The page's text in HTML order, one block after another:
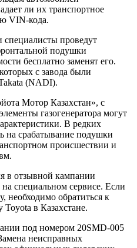
ли их транспортное
VIN-кода.
проведут
подушки
бесплатно заменят его.
с завода были
(NADI).
Мотор Казахстан», с
газогенератора могут
В редких
на срабатывание подушки
происшествии и
в отзывной кампании
специальном сервисе. Если
необходимо обратиться к
в Казахстане.
под номером 20SMD-005
неисправных